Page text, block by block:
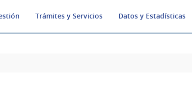
Trámites y Servicios Datos y Estadísticas